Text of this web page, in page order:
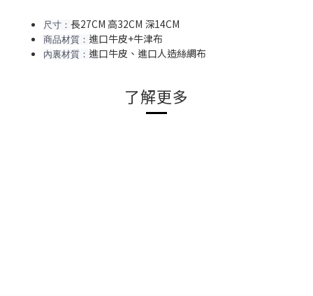
尺寸： 長27CM 高32CM 深14CM
商品材質： 進口牛皮+牛津布
內裏材質： 進口牛皮、進口人造絲綢布
了解更多